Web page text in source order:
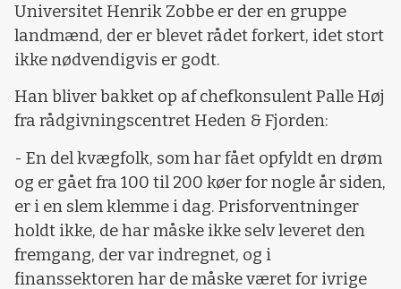
Universitet Henrik Zobbe er der en gruppe
landmænd, der er blevet rådet forkert, idet stort
ikke nødvendigvis er godt.
Han bliver bakket op af chefkonsulent Palle Høj
fra rådgivningscentret Heden & Fjorden:
- En del kvægfolk, som har fået opfyldt en drøm
og er gået fra 100 til 200 køer for nogle år siden,
er i en slem klemme i dag. Prisforventninger
holdt ikke, de har måske ikke selv leveret den
fremgang, der var indregnet, og i
finanssektoren har de måske været for ivrige